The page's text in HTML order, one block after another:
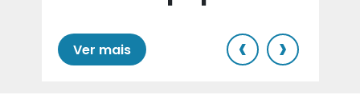
Ver mais ‹ ›